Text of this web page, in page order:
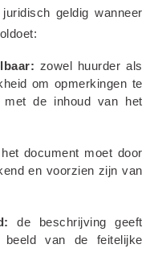
geldig wanneer
zowel huurder als
om opmerkingen te
met de inhoud van het
het document moet door
en voorzien zijn van
de beschrijving geeft
beeld van de feitelijke